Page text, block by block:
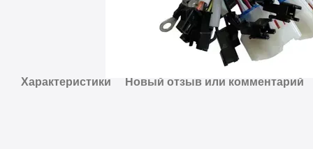
Характеристики Новый отзыв или комментарий